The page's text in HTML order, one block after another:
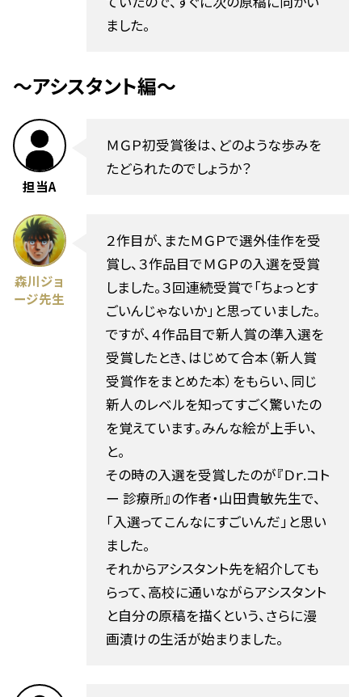
ました。
〜アシスタント編〜
担当A
ＭＧＰ初受賞後は、どのような歩みを
たどられたのでしょうか？
森川ジョ
ージ先生
２作目が、またＭＧＰで選外佳作を受
賞し、３作品目でＭＧＰの入選を受賞
しました。３回連続受賞で「ちょっとす
ごいんじゃないか」と思っていました。
ですが、４作品目で新人賞の準入選を
受賞したとき、はじめて合本（新人賞
受賞作をまとめた本）をもらい、同じ
新人のレベルを知ってすごく驚いたの
を覚えています。みんな絵が上手い、
と。
その時の入選を受賞したのが『Ｄｒ.コト
ー 診療所』の作者・山田貴敏先生で、
「入選ってこんなにすごいんだ」と思い
ました。
それからアシスタント先を紹介しても
らって、高校に通いながらアシスタント
と自分の原稿を描くという、さらに漫
画漬けの生活が始まりました。